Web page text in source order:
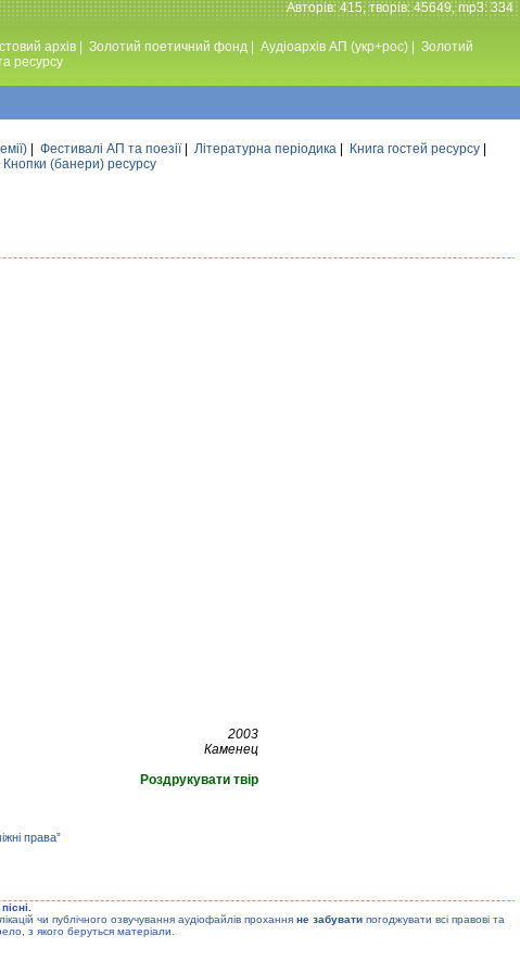
Авторiв: 415, творiв: 45649, mp3: 334
архів Золотий поетичний фонд Аудiоархiв АП (укр+рос)
Золотий
ресурсу
Фестивалi АП та поезiї| Літературна періодика Книга гостей ресурсу
Кнопки (банери) ресурсу
2003
Каменец
Роздрукувати твір
права”
пiснi.
чи публiчного озвучування аудiофайлiв прохання не забувати погоджувати всi правовi та
з якого беруться матерiали.